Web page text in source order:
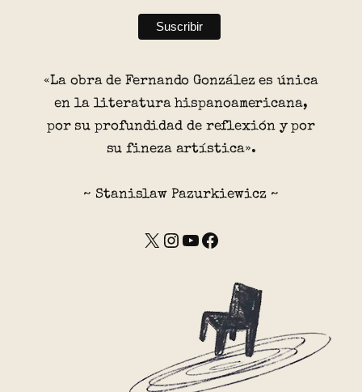
«La obra de Fernando González es única
en la literatura hispanoamericana,
por su profundidad de reflexión y por
su fineza artística».
~ Stanislaw Pazurkiewicz ~
X Instagram YouTube Facebook